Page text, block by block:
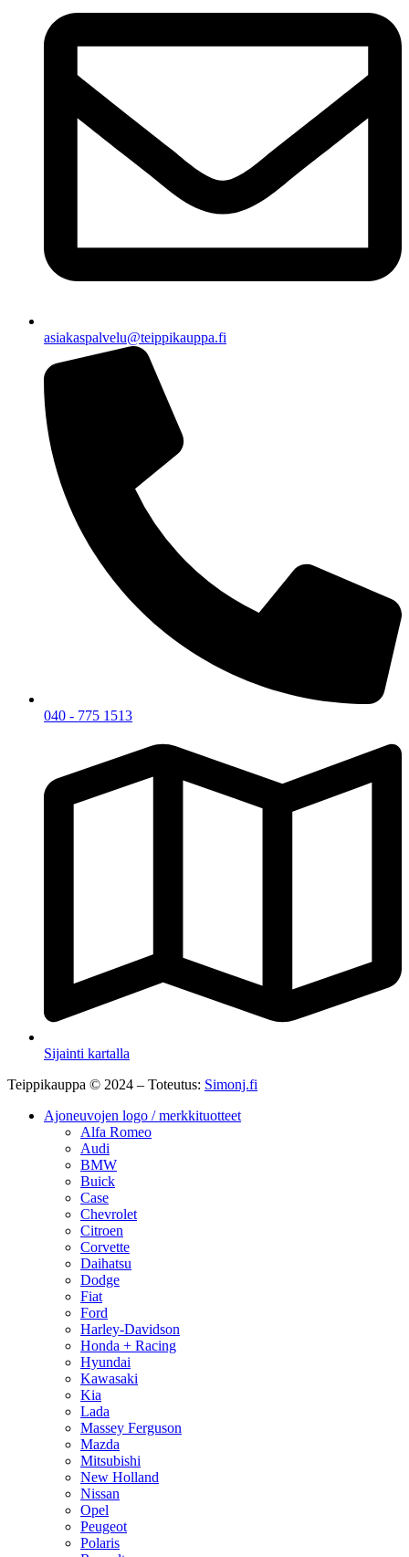
asiakaspalvelu@teippikauppa.fi
040 - 775 1513
Sijainti kartalla
Teippikauppa © 2024 – Toteutus: Simonj.fi
Ajoneuvojen logo / merkkituotteet
Alfa Romeo
Audi
BMW
Buick
Case
Chevrolet
Citroen
Corvette
Daihatsu
Dodge
Fiat
Ford
Harley-Davidson
Honda + Racing
Hyundai
Kawasaki
Kia
Lada
Massey Ferguson
Mazda
Mitsubishi
New Holland
Nissan
Opel
Peugeot
Polaris